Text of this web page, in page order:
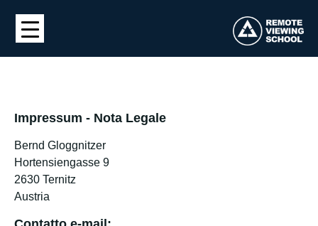
Impressum - Nota Legale
Bernd Gloggnitzer
Hortensiengasse 9
2630 Ternitz
Austria